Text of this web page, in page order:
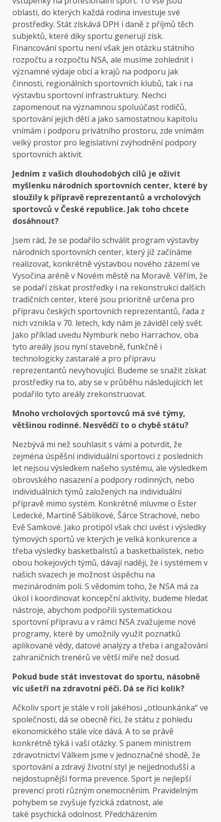
oblasti, do kterých každá rodina investuje své
prostředky. Stát získává DPH i daně z příjmů těch
subjektů, které díky sportu generují zisk.
Financování sportu není však jen otázku státního
rozpočtu a rozpočtu NSA, ale musíme zohlednit i
významné výdaje obcí a krajů na podporu jak
činnosti, regionálních sportovních klubů, tak i na
výstavbu sportovní infrastruktury. Nechci
zapomenout na významnou spoluúčast rodičů,
sportování jejich dětí a jako samostatnou kapitolu
vnímám i podporu privátního prostoru, zde vnímám
velký prostor pro legislativní zvýhodnění podpory
sportovních aktivit.
Jedním z vašich dlouhodobých cílů je oživit
myšlenku národních sportovních center, které by
sloužily k přípravě reprezentantů a vrcholových
sportovců v České republice. Jak toho chcete
dosáhnout?
Jsem rád, že se podařilo schválit program výstavby
národních sportovních center, který již začínáme
realizovat, konkrétně výstavbou nového zázemí ve
Vysočina aréně v Novém městě na Moravě. Věřím, že
se podaří získat prostředky i na rekonstrukci dalších
tradičních center, které jsou prioritně určena pro
přípravu českých sportovních reprezentantů, řada z
nich vznikla v 70. letech, kdy nám je záviděl celý svět.
Jako příklad uvedu Nymburk nebo Harrachov, oba
tyto areály jsou nyní stavebně, funkčně i
technologicky zastaralé a pro přípravu
reprezentantů nevyhovující. Budeme se snažit získat
prostředky na to, aby se v průběhu následujících let
podařilo tyto areály zrekonstruovat.
Mnoho vrcholových sportovců má své týmy,
většinou rodinné. Nesvědčí to o chybě státu?
Nezbývá mi než souhlasit s vámi a potvrdit, že
zejména úspěšní individuální sportovci z posledních
let nejsou výsledkem našeho systému, ale výsledkem
obrovského nasazení a podpory rodinných, nebo
individuálních týmů založených na individuální
přípravě mimo systém. Konkrétně mluvme o Ester
Ledecké, Martině Sáblíkové, Šárce Strachové, nebo
Evě Samkové. Jako protipól však chci uvést i výsledky
týmových sportů ve kterých je velká konkurence a
třeba výsledky basketbalistů a basketbalistek, nebo
obou hokejových týmů, dávají naději, že i systémem v
našich svazech je možnost úspěchu na
mezinárodním poli. S vědomím toho, že NSA má za
úkol i koordinovat koncepční aktivity, budeme hledat
nástroje, abychom podpořili systematickou
sportovní přípravu a v rámci NSA zvažujeme nové
programy, které by umožnily využít poznatků
aplikované vědy, datové analýzy a třeba i angažování
zahraničních trenérů ve větší míře než dosud.
Pokud bude stát investovat do sportu, násobně
víc ušetří na zdravotní péči. Dá se říci kolik?
Ačkoliv sport je stále v roli jakéhosi „otlounkánka“ ve
společnosti, dá se obecně říci, že státu z pohledu
ekonomického stále více dává. A to se právě
konkrétně týká i vaší otázky. S panem ministrem
zdravotnictví Válkem jsme v jednoznačné shodě, že
sportování a zdravý životní styl je nejjednodušší a
nejdostupnější forma prevence. Sport je nejlepší
prevencí proti různým onemocněním. Pravidelným
pohybem se zvyšuje fyzická zdatnost, ale
také psychická odolnost. Předcházením